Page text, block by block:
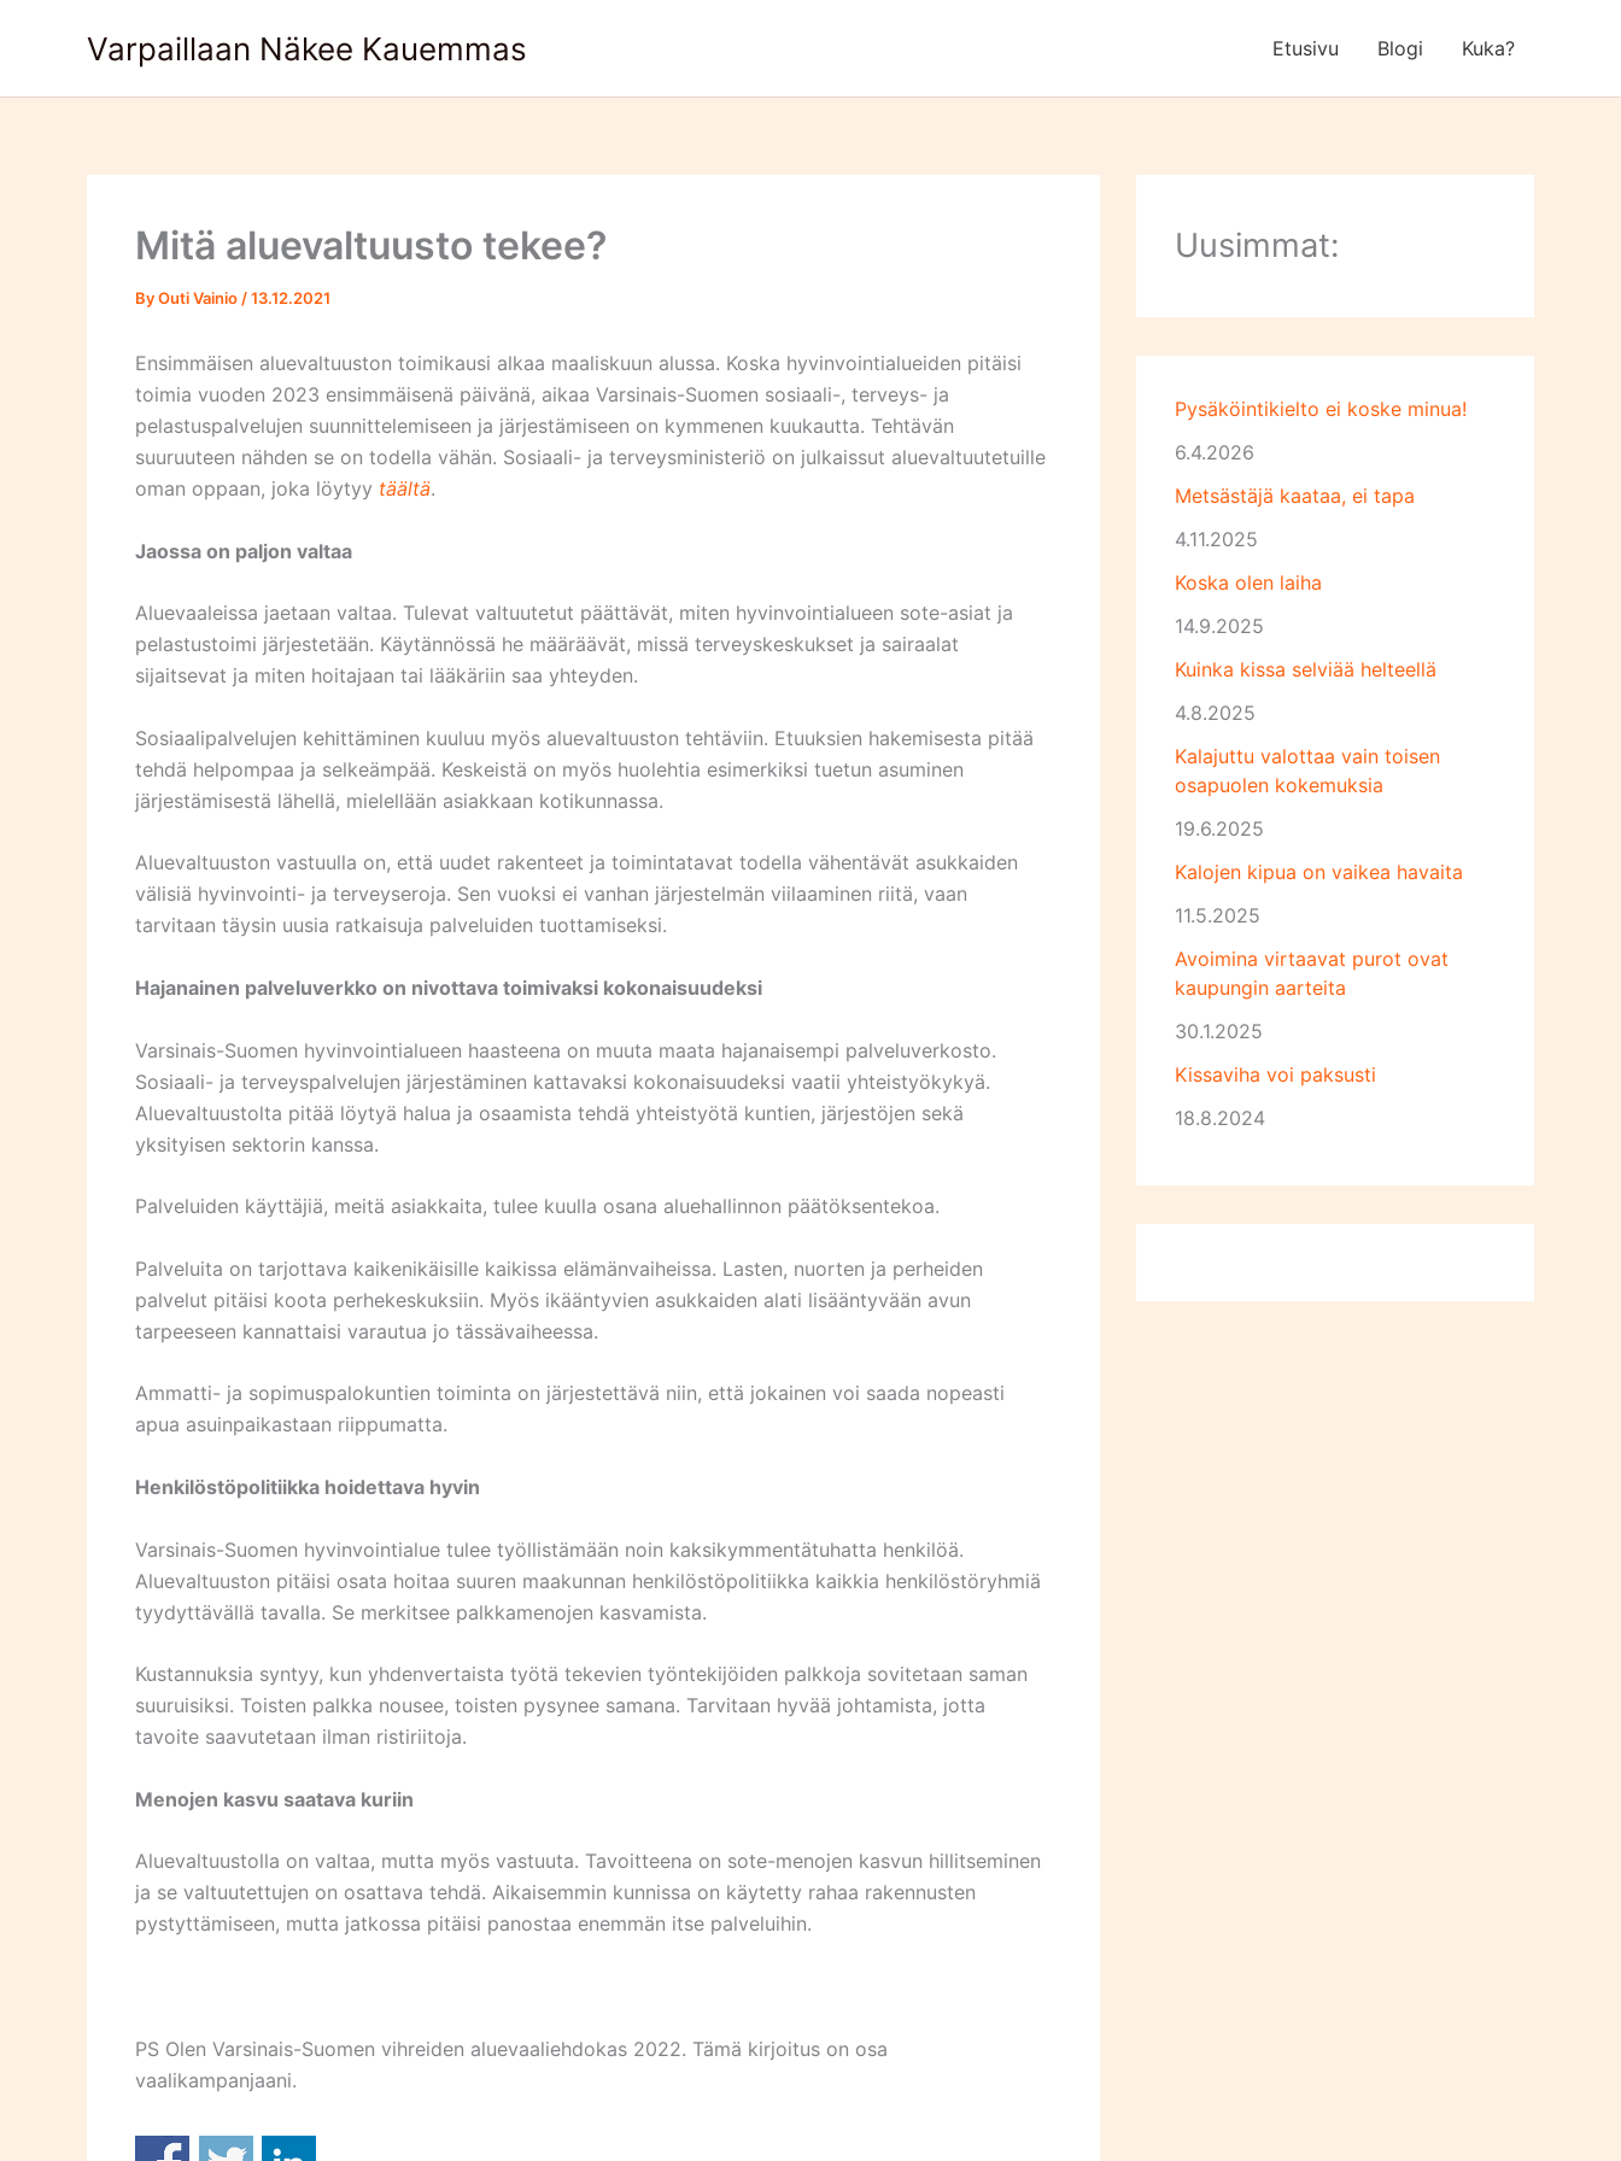
Varpaillaan Näkee Kauemmas Etusivu Blogi Kuka?
Mitä aluevaltuusto tekee?
ByOuti Vainio /13.12.2021
Ensimmäisen aluevaltuuston toimikausi alkaa maaliskuun alussa. Koska hyvinvointialueiden pitäisi
toimia vuoden 2023 ensimmäisenä päivänä, aikaa Varsinais-Suomen sosiaali-, terveys- ja
pelastuspalvelujen suunnittelemiseen ja järjestämiseen on kymmenen kuukautta. Tehtävän
suuruuteen nähden se on todella vähän. Sosiaali- ja terveysministeriö on julkaissut aluevaltuutetuille
oman oppaan, joka löytyy täältä.
Jaossa on paljon valtaa
Aluevaaleissa jaetaan valtaa. Tulevat valtuutetut päättävät, miten hyvinvointialueen sote-asiat ja
pelastustoimi järjestetään. Käytännössä he määräävät, missä terveyskeskukset ja sairaalat
sijaitsevat ja miten hoitajaan tai lääkäriin saa yhteyden.
Sosiaalipalvelujen kehittäminen kuuluu myös aluevaltuuston tehtäviin. Etuuksien hakemisesta pitää
tehdä helpompaa ja selkeämpää. Keskeistä on myös huolehtia esimerkiksi tuetun asuminen
järjestämisestä lähellä, mielellään asiakkaan kotikunnassa.
Aluevaltuuston vastuulla on, että uudet rakenteet ja toimintatavat todella vähentävät asukkaiden
välisiä hyvinvointi- ja terveyseroja. Sen vuoksi ei vanhan järjestelmän viilaaminen riitä, vaan
tarvitaan täysin uusia ratkaisuja palveluiden tuottamiseksi.
Hajanainen palveluverkko on nivottava toimivaksi kokonaisuudeksi
Varsinais-Suomen hyvinvointialueen haasteena on muuta maata hajanaisempi palveluverkosto.
Sosiaali- ja terveyspalvelujen järjestäminen kattavaksi kokonaisuudeksi vaatii yhteistyökykyä.
Aluevaltuustolta pitää löytyä halua ja osaamista tehdä yhteistyötä kuntien, järjestöjen sekä
yksityisen sektorin kanssa.
Palveluiden käyttäjiä, meitä asiakkaita, tulee kuulla osana aluehallinnon päätöksentekoa.
Palveluita on tarjottava kaikenikäisille kaikissa elämänvaiheissa. Lasten, nuorten ja perheiden
palvelut pitäisi koota perhekeskuksiin. Myös ikääntyvien asukkaiden alati lisääntyvään avun
tarpeeseen kannattaisi varautua jo tässävaiheessa.
Ammatti- ja sopimuspalokuntien toiminta on järjestettävä niin, että jokainen voi saada nopeasti
apua asuinpaikastaan riippumatta.
Henkilöstöpolitiikka hoidettava hyvin
Varsinais-Suomen hyvinvointialue tulee työllistämään noin kaksikymmentätuhatta henkilöä.
Aluevaltuuston pitäisi osata hoitaa suuren maakunnan henkilöstöpolitiikka kaikkia henkilöstöryhmiä
tyydyttävällä tavalla. Se merkitsee palkkamenojen kasvamista.
Kustannuksia syntyy, kun yhdenvertaista työtä tekevien työntekijöiden palkkoja sovitetaan saman
suuruisiksi. Toisten palkka nousee, toisten pysynee samana. Tarvitaan hyvää johtamista, jotta
tavoite saavutetaan ilman ristiriitoja.
Menojen kasvu saatava kuriin
Aluevaltuustolla on valtaa, mutta myös vastuuta. Tavoitteena on sote-menojen kasvun hillitseminen
ja se valtuutettujen on osattava tehdä. Aikaisemmin kunnissa on käytetty rahaa rakennusten
pystyttämiseen, mutta jatkossa pitäisi panostaa enemmän itse palveluihin.
PS Olen Varsinais-Suomen vihreiden aluevaaliehdokas 2022. Tämä kirjoitus on osa
vaalikampanjaani.
Uusimmat:
Pysäköintikielto ei koske minua!
6.4.2026
Metsästäjä kaataa, ei tapa
4.11.2025
Koska olen laiha
14.9.2025
Kuinka kissa selviää helteellä
4.8.2025
Kalajuttu valottaa vain toisen
osapuolen kokemuksia
19.6.2025
Kalojen kipua on vaikea havaita
11.5.2025
Avoimina virtaavat purot ovat
kaupungin aarteita
30.1.2025
Kissaviha voi paksusti
18.8.2024